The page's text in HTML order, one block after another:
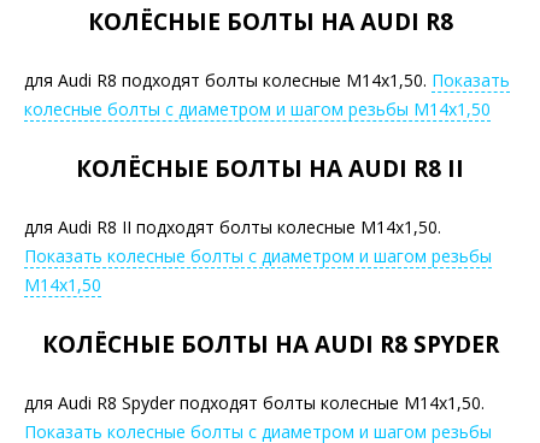
КОЛЁСНЫЕ БОЛТЫ НА AUDI R8
для Audi R8 подходят болты колесные М14х1,50. Показать
колесные болты с диаметром и шагом резьбы М14х1,50
КОЛЁСНЫЕ БОЛТЫ НА AUDI R8 II
для Audi R8 II подходят болты колесные М14х1,50.
Показать колесные болты с диаметром и шагом резьбы
М14х1,50
КОЛЁСНЫЕ БОЛТЫ НА AUDI R8 SPYDER
для Audi R8 Spyder подходят болты колесные М14х1,50.
Показать колесные болты с диаметром и шагом резьбы